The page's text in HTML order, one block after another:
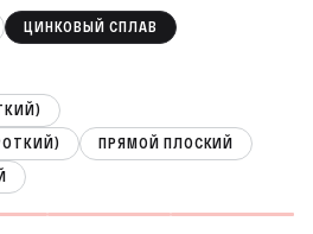
ЦИНКОВЫЙ СПЛАВ
ПРЯМОЙ ПЛОСКИЙ